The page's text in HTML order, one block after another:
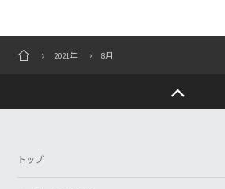
2021年 8月
トップ